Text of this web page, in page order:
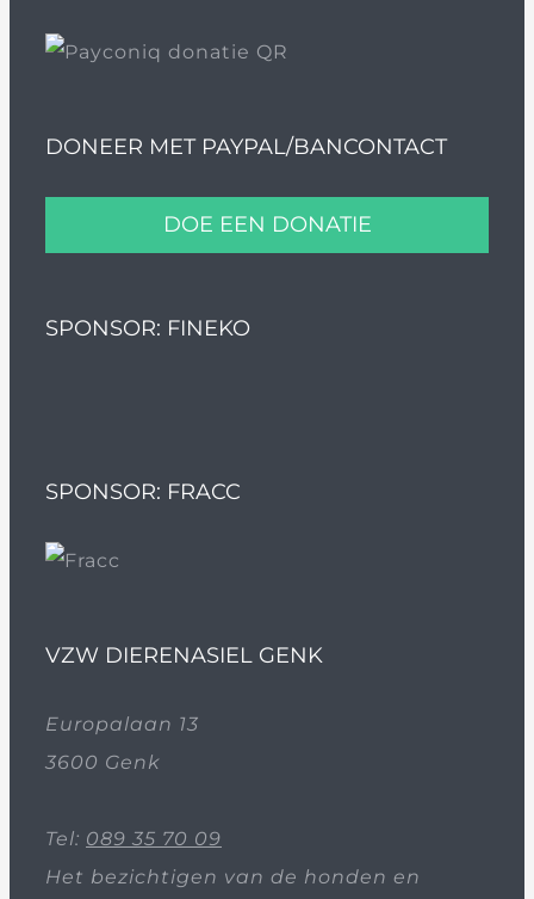
DONEER MET PAYPAL/BANCONTACT
DOE EEN DONATIE
SPONSOR: FINEKO
SPONSOR: FRACC
VZW DIERENASIEL GENK
Europalaan 13
3600 Genk
Tel: 089 35 70 09
Het bezichtigen van de honden en